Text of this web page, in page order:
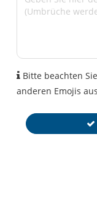
Bitte beachten
anderen Emojis